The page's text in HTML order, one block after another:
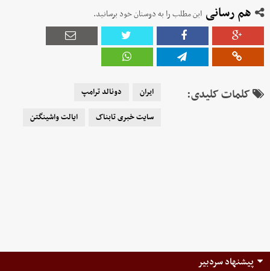
هم رسانی این مطلب را به دوستان خود برسانید.
کلمات کلیدی: ایران
دونالد ترامپ
سایت خبری تابناک
ایالت واشینگتن
پیشنهاد سردبیر